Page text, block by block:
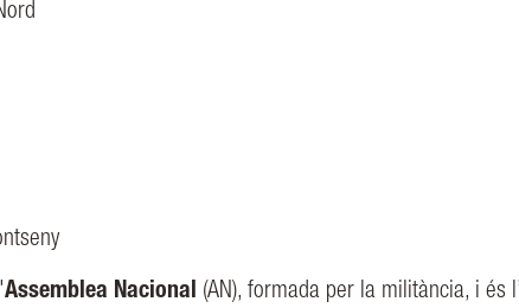
Assemblea Nacional (AN), formada per la militància, i és